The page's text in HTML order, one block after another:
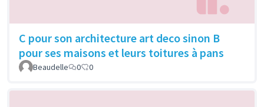
C pour son architecture art deco sinon B
pour ses maisons et leurs toitures à pans
Beaudelle 0 0